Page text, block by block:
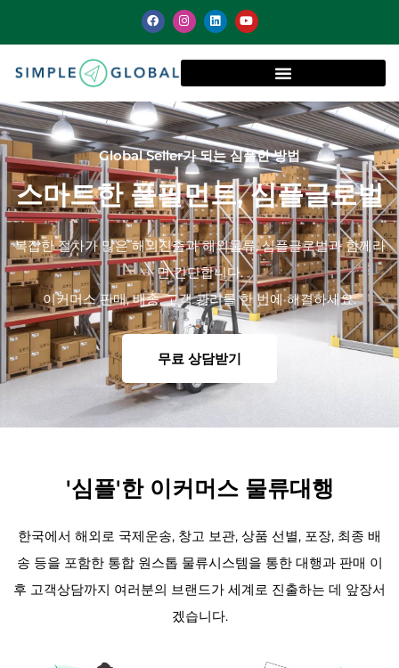
Global Seller가 되는 심플한 방법
스마트한 풀필먼트, 심플글로벌
복잡한 절차가 많은 해외진출과 해외물류, 심플글로벌과 함께라
면 간단합니다.
이커머스 판매, 배송, 고객 관리를 한 번에 해결하세요.
무료 상담받기
'심플'한 이커머스 물류대행
한국에서 해외로 국제운송, 창고 보관, 상품 선별, 포장, 최종 배
송 등을 포함한 통합 원스톱 물류시스템을 통한 대행과 판매 이
후 고객상담까지 여러분의 브랜드가 세계로 진출하는 데 앞장서
겠습니다.